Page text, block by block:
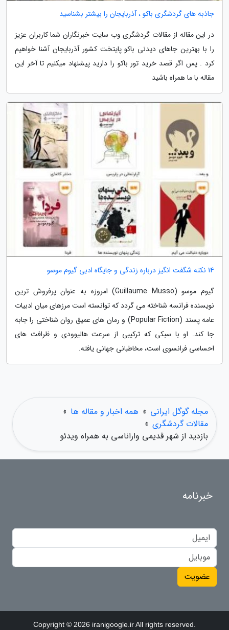
جاذبه های گردشگری باکو ، آذربایجان را بیشتر بشناسید
در این مقاله از مقالات گردشگری وب سایت خبرنگاران شما کاربران عزیز
را با بهترین جاهای دیدنی باکو پایتخت کشور آذربایجان آشنا خواهیم
کرد . پس اگر قصد خرید تور باکو را دارید پیشنهاد میکنیم تا آخر این
مقاله با ما همراه باشید
14 نکته شگفت انگیز درباره زندگی و جایگاه ادبی گیوم موسو
گیوم موسو (Guillaume Musso) امروزه به عنوان پرفروش ترین
نویسنده فرانسه شناخته می گردد که توانسته است مرزهای میان ادبیات
عامه پسند (Popular Fiction) و رمان های عمیق روان شناختی را جابه
جا کند. او با سبکی که ترکیبی از سرعت هالیوودی و ظرافت های
احساسی فرانسوی است، مخاطبانی جهانی یافته.
مجله گوگل ایرانی » همه اخبار و مقاله ها »
مقالات گردشگری »
بازدید از شهر قدیمی واراناسی به همراه ویدئو
خبرنامه
عضویت
Copyright © 2026 iranigoogle.ir All rights reserved.